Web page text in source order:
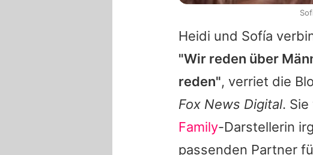
Heidi und Sofía
"Wir reden über
reden", verriet die
Fox News Digital.
Family-Darstellerin
passenden Partner